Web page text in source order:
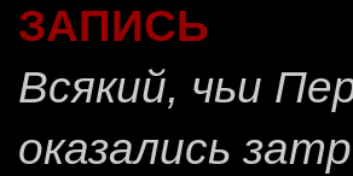
ЗАПИСЬ
Всякий, чьи
оказались